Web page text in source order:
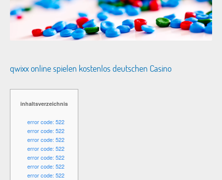
qwixx online spielen kostenlos deutschen Casino
inhaltsverzeichnis
error code: 522
error code: 522
error code: 522
error code: 522
error code: 522
error code: 522
error code: 522